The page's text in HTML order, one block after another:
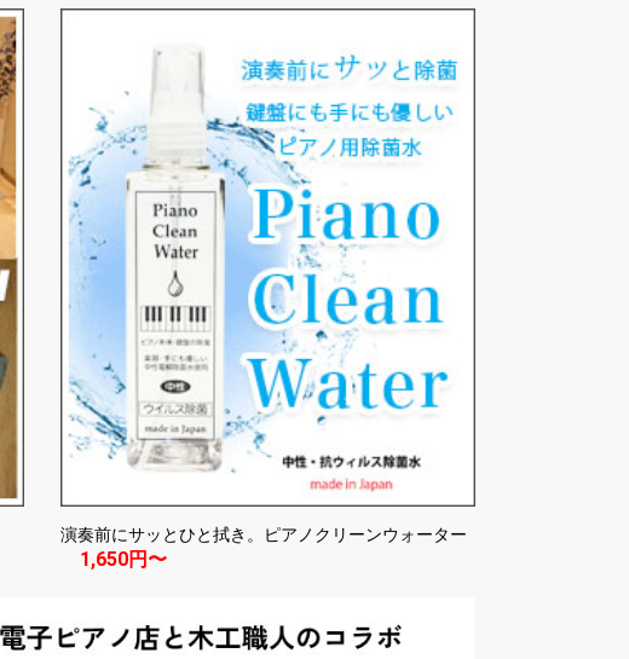
演奏前にサッとひと拭き。ピアノクリーンウォーター
1,650円〜